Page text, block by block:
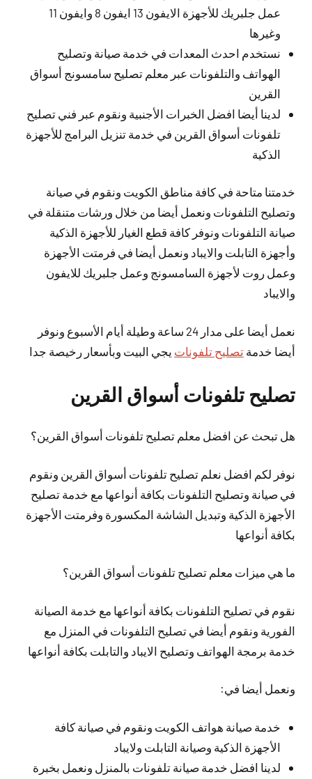
عمل جلبريك للأجهزة الايفون 13 ايفون 8 وايفون 11
وغيرها
نستخدم احدث المعدات في خدمة صيانة وتصليح
الهواتف والتلفونات عبر معلم تصليح سامسونج أسواق
القرين
لدينا أيضا افضل الخبرات الأجنبية ونقوم عبر فني تصليح
تلفونات أسواق القرين في خدمة تنزيل البرامج للأجهزة
الذكية
خدمتنا متاحة في كافة مناطق الكويت ونقوم في صيانة
وتصليح التلفونات ونعمل أيضا من خلال ورشات متنقلة في
صيانة التلفونات ونوفر كافة قطع الغيار للأجهزة الذكية
وأجهزة التابلت والايباد ونعمل أيضا في فرمتت الأجهزة
وعمل روت لأجهزة السامسونج وعمل جلبريك للايفون
والايباد
نعمل أيضا
على مدار 24 ساعة وطيلة أيام الأسبوع ونوفر
أيضا خدمة تصليح تلفونات يجي البيت وبأسعار رخيصة جدا
تصليح تلفونات أسواق القرين
هل تبحث عن افضل معلم تصليح تلفونات أسواق القرين؟
نوفر لكم افضل نعلم تصليح تلفونات أسواق القرين ونقوم
في صيانة وتصليح التلفونات بكافة أنواعها مع خدمة تصليح
الأجهزة الذكية وتبديل الشاشة المكسورة وفرمتت الأجهزة
بكافة أنواعها
ما هي ميزات معلم تصليح تلفونات أسواق القرين؟
نقوم في تصليح التلفونات بكافة أنواعها مع خدمة الصيانة
الفورية ونقوم أيضا في تصليح التلفونات في المنزل مع
خدمة برمجة الهواتف وتصليح الايباد والتابلت بكافة أنواعها
ونعمل أيضا في:
خدمة صيانة هواتف الكويت ونقوم في صيانة كافة
الأجهزة الذكية وصيانة التابلت ولايباد
لدينا افضل خدمة صيانة تلفونات بالمنزل ونعمل بخبرة